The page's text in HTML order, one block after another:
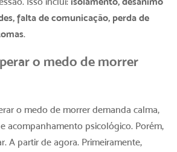
falta de comunicação, perda de
.
o medo de morrer
o medo de morrer demanda calma,
acompanhamento psicológico. Porém,
A partir de agora. Primeiramente,